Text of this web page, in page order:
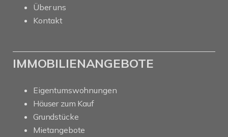
Über uns
Kontakt
IMMOBILIENANGEBOTE
Eigentumswohnungen
Häuser zum Kauf
Grundstücke
Mietangebote